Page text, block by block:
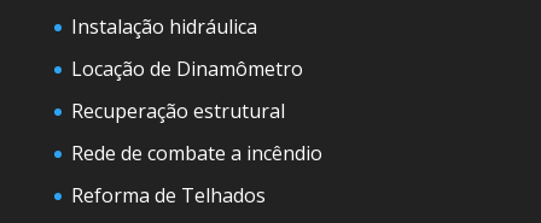
Instalação hidráulica
Locação de Dinamômetro
Recuperação estrutural
Rede de combate a incêndio
Reforma de Telhados